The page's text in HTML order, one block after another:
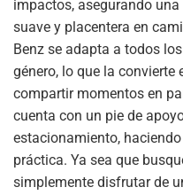
impactos, asegurando
suave y placentera en
Benz se adapta a todos
género, lo que la convierte
compartir momentos en
cuenta con un pie de
estacionamiento,
práctica. Ya sea que
simplemente disfrutar de